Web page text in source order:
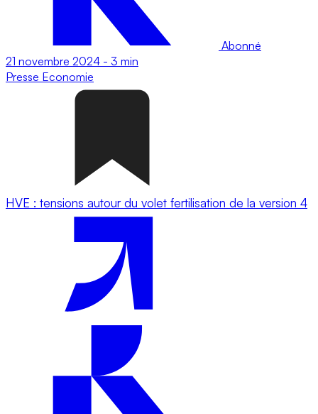
Abonné
21 novembre 2024 - 3 min
Presse Economie
HVE : tensions autour du volet fertilisation de la version 4